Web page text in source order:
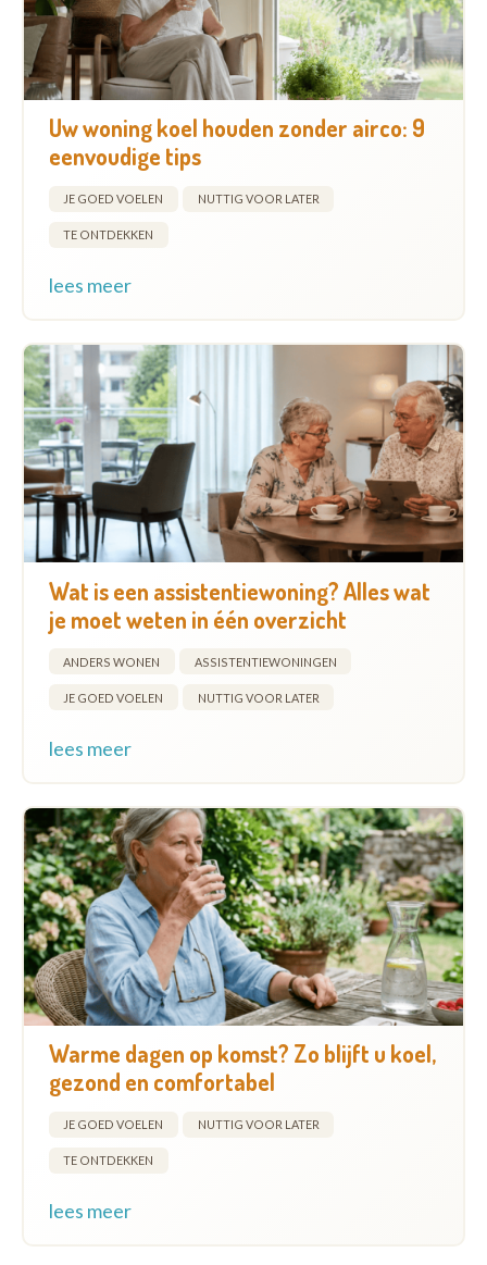
Uw woning koel houden zonder airco: 9
eenvoudige tips
JE GOED VOELEN NUTTIG VOOR LATER
TE ONTDEKKEN
lees meer
Wat is een assistentiewoning? Alles wat
je moet weten in één overzicht
ANDERS WONEN ASSISTENTIEWONINGEN
JE GOED VOELEN NUTTIG VOOR LATER
lees meer
Warme dagen op komst? Zo blijft u koel,
gezond en comfortabel
JE GOED VOELEN NUTTIG VOOR LATER
TE ONTDEKKEN
lees meer